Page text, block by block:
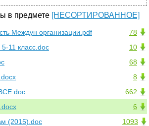
в предмете [НЕСОРТИРОВАННОЕ]
78
Междун организации.pdf
10
11 класс.doc
68
8
662
6
1093
(2015).doc